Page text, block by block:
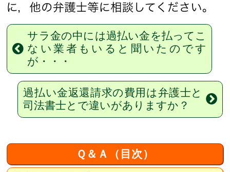
サラ金の中には過払い金を払ってこ
ない業者もいると聞いたのです
が・・・
過払い金返還請求の費用は弁護士と
司法書士とで違いがありますか？
Ｑ＆Ａ（目次）